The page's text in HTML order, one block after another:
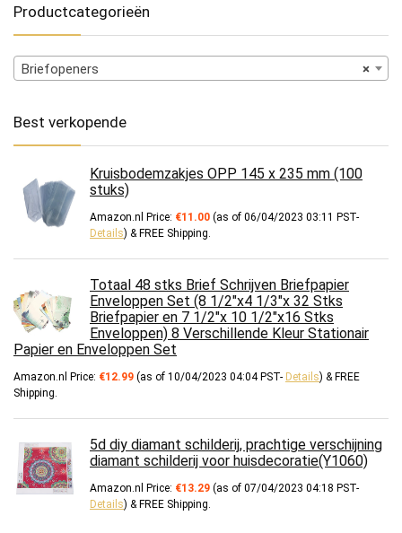
Productcategorieën
×
Briefopeners
Best verkopende
Kruisbodemzakjes OPP 145 x 235 mm (100
stuks)
Amazon.nl Price: €11.00 (as of 06/04/2023 03:11 PST-
Details) & FREE Shipping.
Totaal 48 stks Brief Schrijven Briefpapier
Enveloppen Set (8 1/2"x4 1/3"x 32 Stks
Briefpapier en 7 1/2"x 10 1/2"x16 Stks
Enveloppen) 8 Verschillende Kleur Stationair
Papier en Enveloppen Set
Amazon.nl Price: €12.99 (as of 10/04/2023 04:04 PST- Details) & FREE
Shipping.
5d diy diamant schilderij, prachtige verschijning
diamant schilderij voor huisdecoratie(Y1060)
Amazon.nl Price: €13.29 (as of 07/04/2023 04:18 PST-
Details) & FREE Shipping.